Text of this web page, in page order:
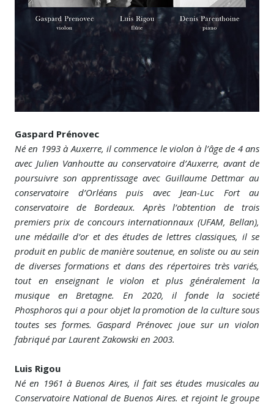
Gaspard Prénovec
Né en 1993 à Auxerre, il commence le violon à l’âge de 4 ans
avec Julien Vanhoutte au conservatoire d’Auxerre, avant de
poursuivre son apprentissage avec Guillaume Dettmar au
conservatoire d’Orléans puis avec Jean-Luc Fort au
conservatoire de Bordeaux. Après l’obtention de trois
premiers prix de concours internationnaux (UFAM, Bellan),
une médaille d’or et des études de lettres classiques, il se
produit en public de manière soutenue, en soliste ou au sein
de diverses formations et dans des répertoires très variés,
tout en enseignant le violon et plus généralement la
musique en Bretagne. En 2020, il fonde la societé
Phosphoros qui a pour objet la promotion de la culture sous
toutes ses formes. Gaspard Prénovec joue sur un violon
fabriqué par Laurent Zakowski en 2003.
Luis Rigou
Né en 1961 à Buenos Aires, il fait ses études musicales au
Conservatoire National de Buenos Aires. et rejoint le groupe